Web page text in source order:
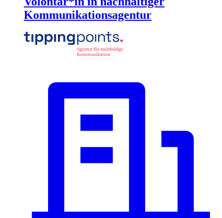
Kommunikationsagentur